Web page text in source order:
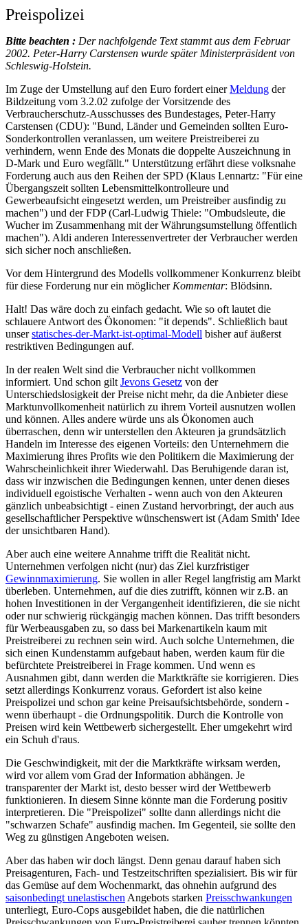
Preispolizei
Bitte beachten : Der nachfolgende Text stammt aus dem Februar
2002. Peter-Harry Carstensen wurde später Ministerpräsident von
Schleswig-Holstein.
Im Zuge der Umstellung auf den Euro fordert einerMeldung der
Bildzeitung vom 3.2.02 zufolge der Vorsitzende des
Verbraucherschutz-Ausschusses des Bundestages, Peter-Harry
Carstensen (CDU): "Bund, Länder und Gemeinden sollten Euro-
Sonderkontrollen veranlassen, um weitere Preistreiberei zu
verhindern, wenn Ende des Monats die doppelte Auszeichnung in
D-Mark und Euro wegfällt." Unterstützung erfährt diese volksnahe
Forderung auch aus den Reihen der SPD (Klaus Lennartz: "Für eine
Übergangszeit sollten Lebensmittelkontrolleure und
Gewerbeaufsicht eingesetzt werden, um Preistreiber ausfindig zu
machen") und der FDP (Carl-Ludwig Thiele: "Ombudsleute, die
Wucher im Zusammenhang mit der Währungsumstellung öffentlich
machen"). Aldi anderen Interessenvertreter der Verbraucher werden
sich sicher noch anschließen.
Vor dem Hintergrund des Modells vollkommener Konkurrenz bleibt
für diese Forderung nur ein möglicher Kommentar: Blödsinn.
Halt! Das wäre doch zu einfach gedacht. Wie so oft lautet die
schlauere Antwort des Ökonomen: "it depends". Schließlich baut
unserstatisches-der-Markt-ist-optimal-Modell bisher auf äußerst
restriktiven Bedingungen auf.
In der realen Welt sind die Verbraucher nicht vollkommen
informiert. Und schon gilt Jevons Gesetz von der
Unterschiedslosigkeit der Preise nicht mehr, da die Anbieter diese
Marktunvollkomenheit natürlich zu ihrem Vorteil ausnutzen wollen
und können. Alles andere würde uns als Ökonomen auch
überraschen, denn wir unterstellen den Akteuren ja grundsätzlich
Handeln im Interesse des eigenen Vorteils: den Unternehmern die
Maximierung ihres Profits wie den Politikern die Maximierung der
Wahrscheinlichkeit ihrer Wiederwahl. Das Beruhigende daran ist,
dass wir inzwischen die Bedingungen kennen, unter denen dieses
individuell egoistische Verhalten - wenn auch von den Akteuren
gänzlich unbeabsichtigt - einen Zustand hervorbringt, der auch aus
gesellschaftlicher Perspektive wünschenswert ist (Adam Smith' Idee
der unsichtbaren Hand).
Aber auch eine weitere Annahme trifft die Realität nicht.
Unternehmen verfolgen nicht (nur) das Ziel kurzfristiger
Gewinnmaximierung. Sie wollen in aller Regel langfristig am Markt
überleben. Unternehmen, auf die dies zutrifft, können wir z.B. an
hohen Investitionen in der Vergangenheit identifizieren, die sie nicht
oder nur schwierig rückgängig machen können. Das trifft besonders
für Werbeausgaben zu, so dass bei Markenartikeln kaum mit
Preistreiberei zu rechnen sein wird. Auch solche Unternehmen, die
sich einen Kundenstamm aufgebaut haben, werden kaum für die
befürchtete Preistreiberei in Frage kommen. Und wenn es
Ausnahmen gibt, dann werden die Marktkräfte sie korrigieren. Dies
setzt allerdings Konkurrenz voraus. Gefordert ist also keine
Preispolizei und schon gar keine Preisaufsichtsbehörde, sondern -
wenn überhaupt - die Ordnungspolitik. Durch die Kontrolle von
Preisen wird kein Wettbewerb sichergestellt. Eher umgekehrt wird
ein Schuh d'raus.
Die Geschwindigkeit, mit der die Marktkräfte wirksam werden,
wird vor allem vom Grad der Information abhängen. Je
transparenter der Markt ist, desto besser wird der Wettbewerb
funktionieren. In diesem Sinne könnte man die Forderung positiv
interpretieren. Die "Preispolizei" sollte dann allerdings nicht die
"schwarzen Schafe" ausfindig machen. Im Gegenteil, sie sollte den
Weg zu günstigen Angeboten weisen.
Aber das haben wir doch längst. Denn genau darauf haben sich
Preisagenturen, Fach- und Testzeitschriften spezialisiert. Bis wir für
das Gemüse auf dem Wochenmarkt, das ohnehin aufgrund des
saisonbedingt unelastischen Angebots starken Preisschwankungen
unterliegt, Euro-Cops ausgebildet haben, die die natürlichen